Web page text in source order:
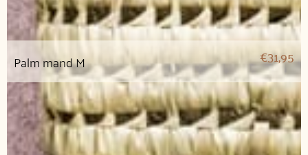
Palm mand M €31,95